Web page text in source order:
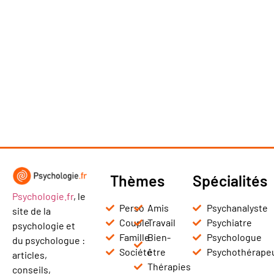
Psychologie.fr, le
site de la
psychologie et
du psychologue :
articles,
conseils,
Thèmes
Perso
Couple
Famille
Société
Amis
Travail
Bien-
être
Thérapies
Spécialités
Psychanalyste
Psychiatre
Psychologue